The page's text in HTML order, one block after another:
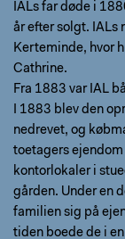
IALs far døde i
år efter solgt. IALs
Kerteminde, hvor
Cathrine.
Fra 1883 var IAL
I 1883 blev den
nedrevet, og
toetagers
kontorlokaler i
gården. Under en
familien sig på
tiden boede de i